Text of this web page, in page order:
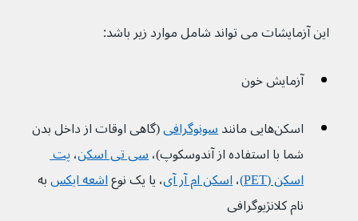
این آزمایشات می تواند شامل موارد زیر باشد:
آزمایش خون
اسکن‌هایی مانند
سونوگرافی (گاهی اوقات از داخل بدن
شما با استفاده از آندوسکوپ)، سی تی اسکن، پت
اسکن (PET)
، اسکن ام آر آی، یا یک نوع اشعه ایکسبه
نام کلانژیوگرافی